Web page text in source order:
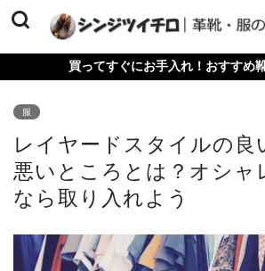
買ってすぐにお手入れ！おすすめ
服
レイヤードスタイルの良
悪いところとは？オシャ
なら取り入れよう